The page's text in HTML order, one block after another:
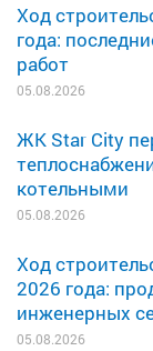
Ход
года:
работ
05.08.2026
ЖК Star City
котельными
05.08.2026
Ход
2026 года:
инженерных
05.08.2026